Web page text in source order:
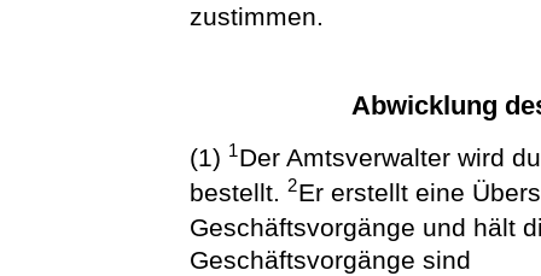
zustimmen.
Abwicklung
(1) 1Der Amtsverwalter wird
bestellt.2Er erstellt eine
Geschäftsvorgänge und hält
Geschäftsvorgänge sind